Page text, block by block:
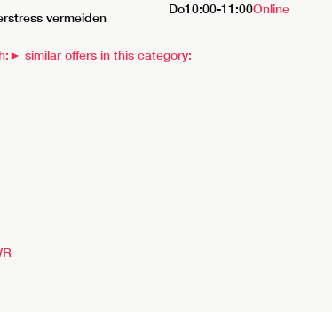
vermeiden
Do10:00-11:00Online
► similar offers in this category: